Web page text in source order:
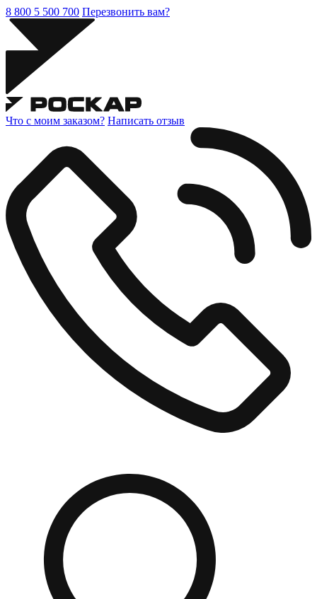
8 800 5 500 700 Перезвонить вам?
Что с моим заказом? Написать отзыв